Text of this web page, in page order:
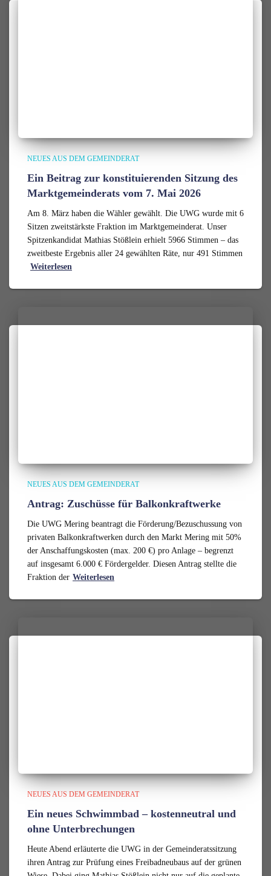
NEUES AUS DEM GEMEINDERAT
Ein Beitrag zur konstituierenden Sitzung des
Marktgemeinderats vom 7. Mai 2026
Am 8. März haben die Wähler gewählt. Die UWG wurde mit 6
Sitzen zweitstärkste Fraktion im Marktgemeinderat. Unser
Spitzenkandidat Mathias Stößlein erhielt 5966 Stimmen – das
zweitbeste Ergebnis aller 24 gewählten Räte, nur 491 Stimmen
Weiterlesen
NEUES AUS DEM GEMEINDERAT
Antrag: Zuschüsse für Balkonkraftwerke
Die UWG Mering beantragt die Förderung/Bezuschussung von
privaten Balkonkraftwerken durch den Markt Mering mit 50%
der Anschaffungskosten (max. 200 €) pro Anlage – begrenzt
auf insgesamt 6.000 € Fördergelder. Diesen Antrag stellte die
Fraktion der Weiterlesen
NEUES AUS DEM GEMEINDERAT
Ein neues Schwimmbad – kostenneutral und
ohne Unterbrechungen
Heute Abend erläuterte die UWG in der Gemeinderatssitzung
ihren Antrag zur Prüfung eines Freibadneubaus auf der grünen